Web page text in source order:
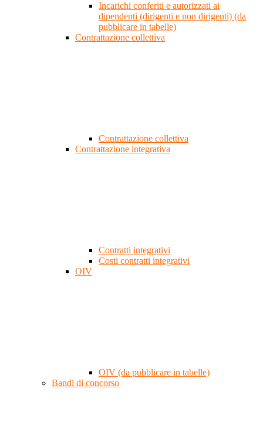
Incarichi conferiti e autorizzati ai
dipendenti (dirigenti e non dirigenti) (da
pubblicare in tabelle)
Contrattazione collettiva
Contrattazione collettiva
Contrattazione integrativa
Contratti integrativi
Costi contratti integrativi
OIV
OIV (da pubblicare in tabelle)
Bandi di concorso